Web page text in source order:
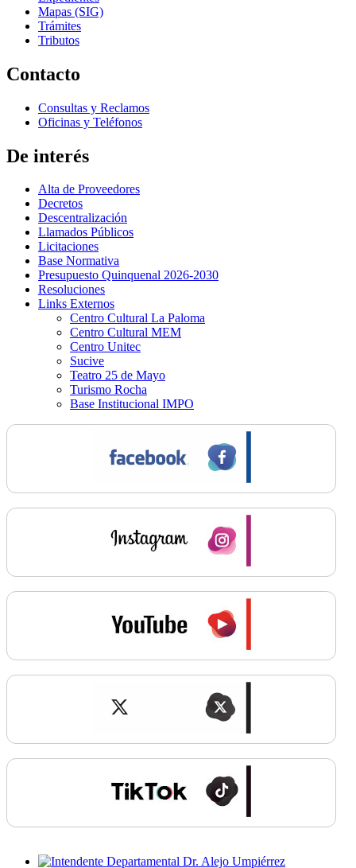
Mapas (SIG)
Trámites
Tributos
Contacto
Consultas y Reclamos
Oficinas y Teléfonos
De interés
Alta de Proveedores
Decretos
Descentralización
Llamados Públicos
Licitaciones
Base Normativa
Presupuesto Quinquenal 2026-2030
Resoluciones
Links Externos
Centro Cultural La Paloma
Centro Cultural MEM
Centro Unitec
Sucive
Teatro 25 de Mayo
Turismo Rocha
Base Institucional IMPO